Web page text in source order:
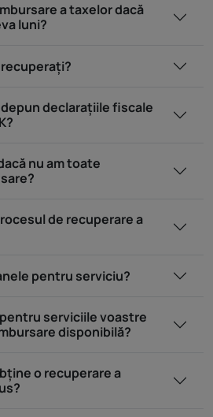
a taxelor dacă
luni?
declarațiile fiscale
nu am toate
de recuperare a
pentru serviciu?
serviciile voastre
disponibilă?
o recuperare a